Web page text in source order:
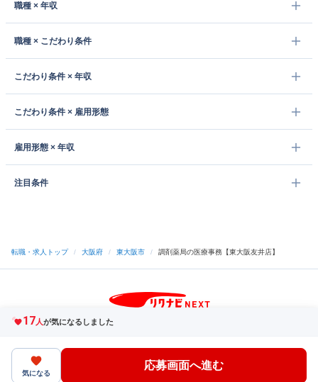
職種 × 年収
職種 × こだわり条件
こだわり条件 × 年収
こだわり条件 × 雇用形態
雇用形態 × 年収
注目条件
17人が気になるしました
転職・求人トップ / 大阪府 / 東大阪市 / 調剤薬局の医療事務【東大阪友井店】
気になる
応募画面へ進む
中途採用をご検討の企業様
ヘルプ・お問い合わせ
（C）Indeed Inc.